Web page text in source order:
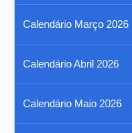
Calendário Março 2026
Calendário Abril 2026
Calendário Maio 2026